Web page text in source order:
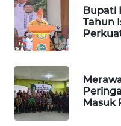
Bupati
Tahun
Masuk
KELISTRIKAN
WALINKI
ID
MAWAKA
ID